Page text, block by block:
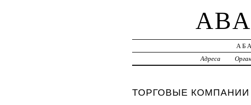
Адреса
ТОРГОВЫЕ КОМПАНИИ